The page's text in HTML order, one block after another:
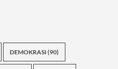
DEMOKRASI (90)